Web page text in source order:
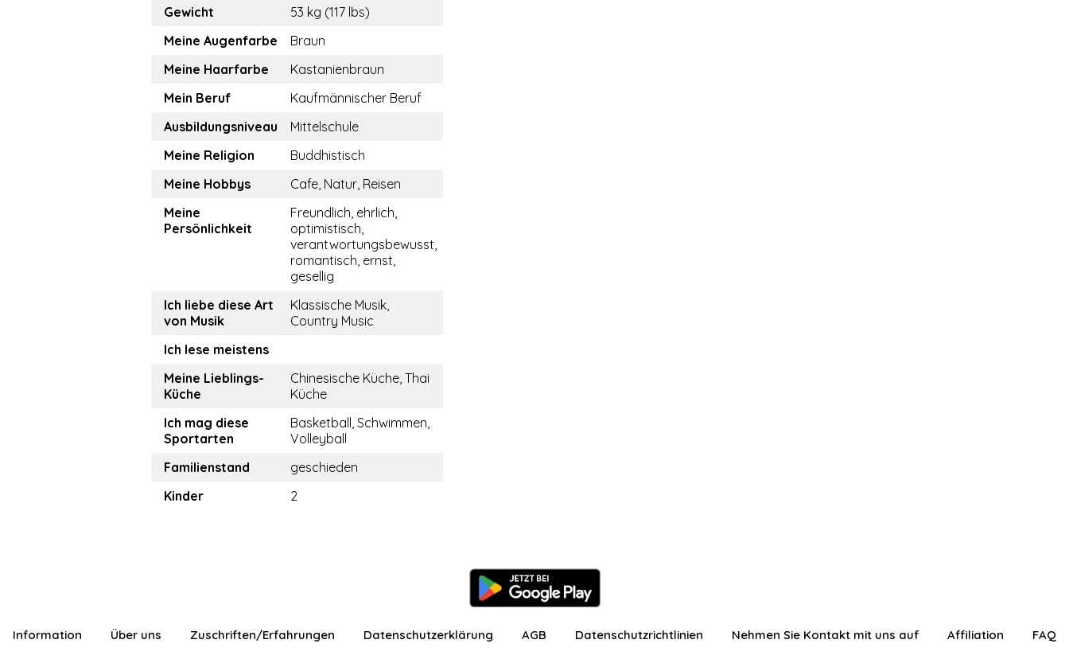
Gewicht
53 kg (117 lbs)
Meine Augenfarbe
Braun
Meine Haarfarbe
Kastanienbraun
Mein Beruf
Kaufmännischer Beruf
Ausbildungsniveau
Mittelschule
Meine Religion
Buddhistisch
Meine Hobbys
Cafe, Natur, Reisen
Meine
Persönlichkeit
Freundlich, ehrlich,
optimistisch,
verantwortungsbewusst,
romantisch, ernst,
gesellig
Ich liebe diese Art
von Musik
Klassische Musik,
Country Music
Ich lese meistens
Meine Lieblings-
Küche
Chinesische Küche, Thai
Küche
Ich mag diese
Sportarten
Basketball, Schwimmen,
Volleyball
Familienstand
geschieden
Kinder
2
Information Über uns Zuschriften/Erfahrungen Datenschutzerklärung AGB Datenschutzrichtlinien Nehmen Sie Kontakt mit uns auf Affiliation FAQ